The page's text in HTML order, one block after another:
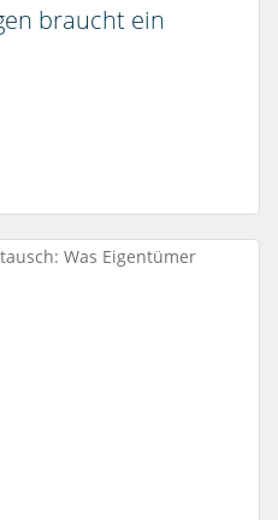
braucht ein